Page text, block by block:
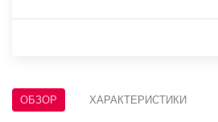
ОБЗОР ХАРАКТЕРИСТИКИ